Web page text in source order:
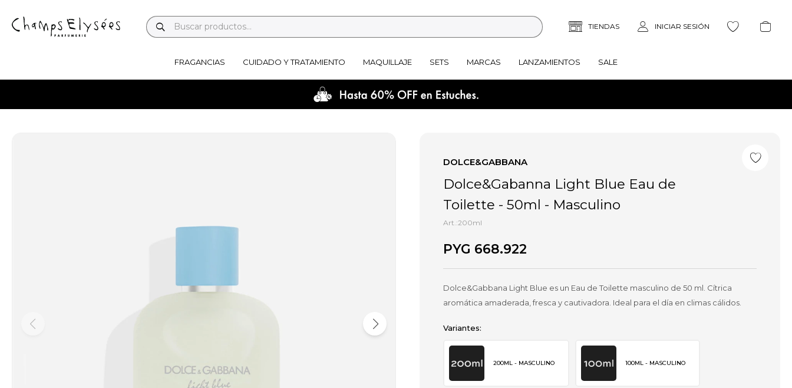
FRAGANCIAS CUIDADO Y TRATAMIENTO MAQUILLAJE SETS MARCAS LANZAMIENTOS SALE
DOLCE&GABBANA
Dolce&Gabanna Light Blue Eau de
Toilette - 50ml - Masculino
200ml
PYG 668.922
Dolce&Gabbana Light Blue es un Eau de Toilette masculino de 50 ml. Cítrica
aromática amaderada, fresca y cautivadora. Ideal para el día en climas cálidos.
Variantes:
200ML - MASCULINO 100ML - MASCULINO